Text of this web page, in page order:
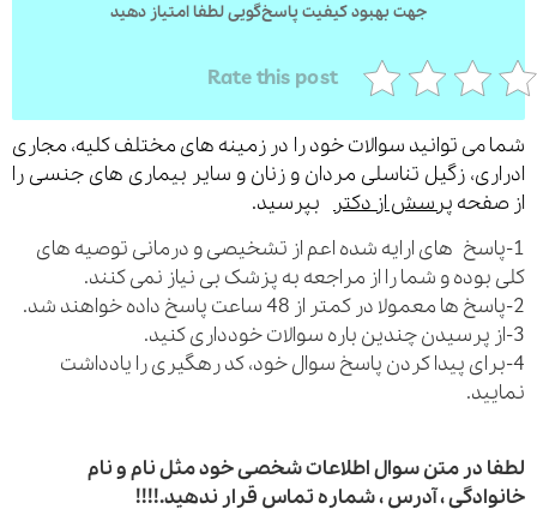
جهت بهبود کیفیت پاسخ‌گویی لطفا امتیاز دهید
Rate this post
توانید سوالات خود را در زمینه های مختلف کلیه، مجاری
زگیل تناسلی مردان و زنان و سایر بیماری های جنسی را
پرسش از دکتربپرسید.
های ارایه شده اعم از تشخیصی و درمانی توصیه های
و شما را از مراجعه به پزشک بی نیاز نمی کنند.
پیدا کردن پاسخ سوال خود، کد رهگیری را یادداشت
در متن سوال اطلاعات شخصی خود مثل نام و نام
، آدرس ، شماره تماس قرار ندهید.!!!!
قدرت گرفته از همیارسیستم